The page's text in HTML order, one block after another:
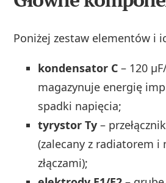
Poniżej zestaw elementów i
kondensator C – 120
magazynuje energię
spadki napięcia;
tyrystor Ty –
(zalecany z radiatorem i
złączami);